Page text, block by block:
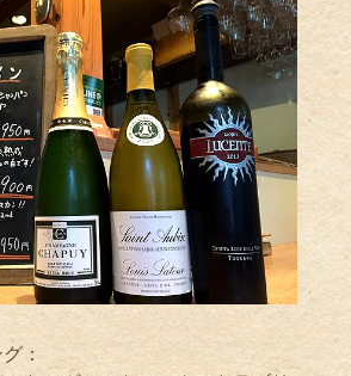
：